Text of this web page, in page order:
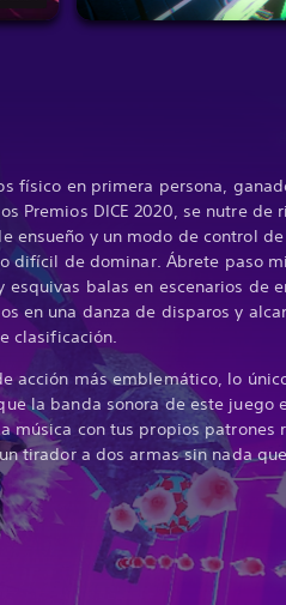
físico en primera persona,
Premios DICE 2020, se nutre de
ensueño y un modo de control
difícil de dominar. Ábrete paso
esquivas balas en escenarios de
en una danza de disparos y
clasificación.
acción más emblemático, lo
la banda sonora de este juego
música con tus propios patrones
tirador a dos armas sin nada que